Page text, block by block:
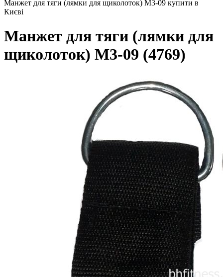
Манжет для тяги (лямки для щиколоток) М3-09 купити в
Києві
Манжет для тяги (лямки для
щиколоток) М3-09 (4769)